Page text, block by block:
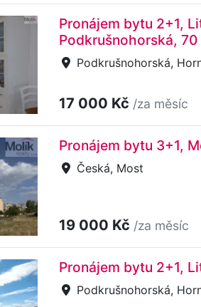
Pronájem bytu 2+1,
Podkrušnohorská, 70
Podkrušnohorská,
17 000 Kč /za měsíc
Pronájem bytu 3+1,
Česká, Most
19 000 Kč /za měsíc
Pronájem bytu 2+1,
Podkrušnohorská,